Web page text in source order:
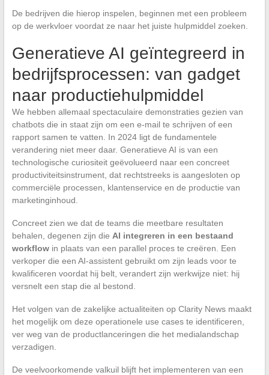
De bedrijven die hierop inspelen, beginnen met een probleem
op de werkvloer voordat ze naar het juiste hulpmiddel zoeken.
Generatieve AI geïntegreerd in
bedrijfsprocessen: van gadget
naar productiehulpmiddel
We hebben allemaal spectaculaire demonstraties gezien van
chatbots die in staat zijn om een e-mail te schrijven of een
rapport samen te vatten. In 2024 ligt de fundamentele
verandering niet meer daar. Generatieve AI is van een
technologische curiositeit geëvolueerd naar een concreet
productiviteitsinstrument, dat rechtstreeks is aangesloten op
commerciële processen, klantenservice en de productie van
marketinginhoud.
Concreet zien we dat de teams die meetbare resultaten
behalen, degenen zijn die AI integreren in een bestaand
workflowin plaats van een parallel proces te creëren. Een
verkoper die een AI-assistent gebruikt om zijn leads voor te
kwalificeren voordat hij belt, verandert zijn werkwijze niet: hij
versnelt een stap die al bestond.
Het volgen van de zakelijke actualiteiten op Clarity News maakt
het mogelijk om deze operationele use cases te identificeren,
ver weg van de productlanceringen die het medialandschap
verzadigen.
De veelvoorkomende valkuil blijft het implementeren van een